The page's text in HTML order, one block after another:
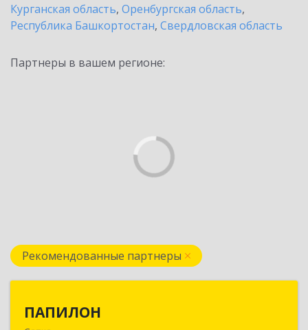
Курганская область, Оренбургская область,
Республика Башкортостан, Свердловская область
Партнеры в вашем регионе:
Рекомендованные партнеры
ПАПИЛОН